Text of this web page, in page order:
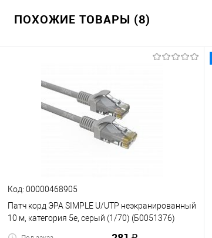
ПОХОЖИЕ ТОВАРЫ (8)
Код: 00000468905
Патч корд ЭРА SIMPLE U/UTP неэкранированный
10 м, категория 5e, серый (1/70) (Б0051376)